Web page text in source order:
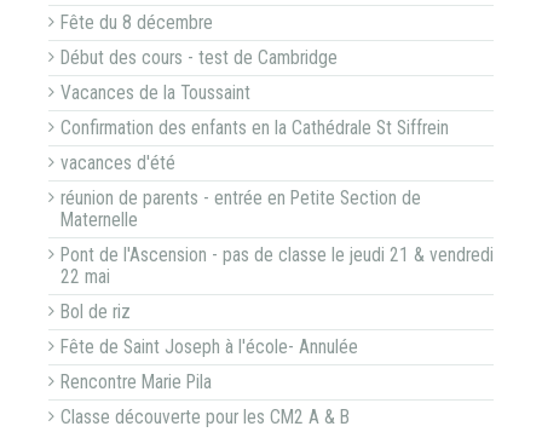
Fête du 8 décembre
Début des cours - test de Cambridge
Vacances de la Toussaint
Confirmation des enfants en la Cathédrale St Siffrein
vacances d'été
réunion de parents - entrée en Petite Section de
Maternelle
Pont de l'Ascension - pas de classe le jeudi 21 & vendredi
22 mai
Bol de riz
Fête de Saint Joseph à l'école- Annulée
Rencontre Marie Pila
Classe découverte pour les CM2 A & B